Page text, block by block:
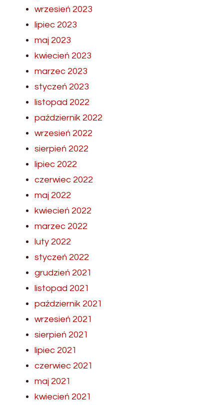
wrzesień 2023
lipiec 2023
maj 2023
kwiecień 2023
marzec 2023
styczeń 2023
listopad 2022
październik 2022
wrzesień 2022
sierpień 2022
lipiec 2022
czerwiec 2022
maj 2022
kwiecień 2022
marzec 2022
luty 2022
styczeń 2022
grudzień 2021
listopad 2021
październik 2021
wrzesień 2021
sierpień 2021
lipiec 2021
czerwiec 2021
maj 2021
kwiecień 2021